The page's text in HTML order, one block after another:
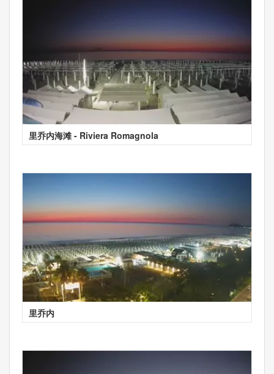
里乔内海滩 - Riviera Romagnola
里乔内